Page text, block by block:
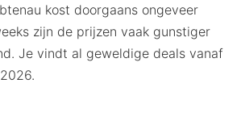
kost doorgaans ongeveer
zijn de prijzen vaak gunstiger
Je vindt al geweldige deals vanaf